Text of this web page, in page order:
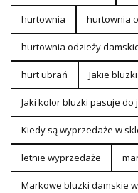
hurtownia hurtownia
hurtownia odzieży
hurt ubrań Jakie
Jaki kolor bluzki pasuje do
Kiedy są wyprzedaże w
letnie wyprzedaże
Markowe bluzki damskie